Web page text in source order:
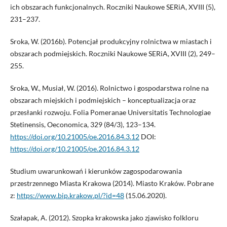
ich obszarach funkcjonalnych. Roczniki Naukowe SERiA, XVIII (5),
231–237.
Sroka, W. (2016b). Potencjał produkcyjny rolnictwa w miastach i
obszarach podmiejskich. Roczniki Naukowe SERiA, XVIII (2), 249–
255.
Sroka, W., Musiał, W. (2016). Rolnictwo i gospodarstwa rolne na
obszarach miejskich i podmiejskich – konceptualizacja oraz
przesłanki rozwoju. Folia Pomeranae Universitatis Technologiae
Stetinensis, Oeconomica, 329 (84/3), 123–134.
https://doi.org/10.21005/oe.2016.84.3.12DOI:
https://doi.org/10.21005/oe.2016.84.3.12
Studium uwarunkowań i kierunków zagospodarowania
przestrzennego Miasta Krakowa (2014). Miasto Kraków. Pobrane
z: https://www.bip.krakow.pl/?id=48(15.06.2020).
Szałapak, A. (2012). Szopka krakowska jako zjawisko folkloru